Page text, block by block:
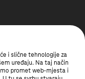
i slične tehnologije za
uređaju. Na taj način
promet web-mjesta i